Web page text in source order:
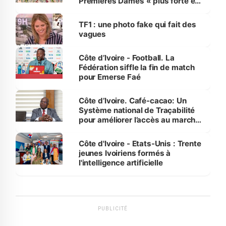
sur la scène internationale »
TF1 : une photo fake qui fait des
vagues
Côte d’Ivoire - Football. La
Fédération siffle la fin de match
pour Emerse Faé
Côte d’Ivoire. Café-cacao: Un
Système national de Traçabilité
pour améliorer l’accès au marché
Côte d'Ivoire - Etats-Unis : Trente
jeunes Ivoiriens formés à
l'intelligence artificielle
PUBLICITÉ